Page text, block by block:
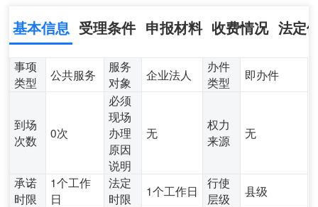
基本信息 受理条件 申报材料 收费情况 法定
事项
类型
公共服务
服务
对象
企业法人
办件
类型
即办件
到场
次数
0次
必须
现场
办理
原因
说明
无
权力
来源
无
承诺
时限
1个工作
日
法定
时限
1个工作日
行使
层级
县级